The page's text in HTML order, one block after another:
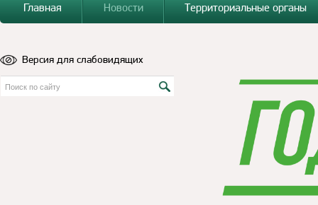
Главная
Новости Территориальные органы
Версия для слабовидящих